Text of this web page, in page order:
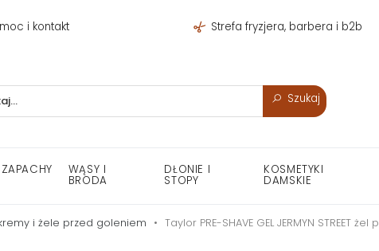
i kontakt Strefa fryzjera, barbera i b2b
Szukaj
ZAPACHY WĄSY I
BRODA
DŁONIE I
STOPY
KOSMETYKI
DAMSKIE
i żele przed goleniem Taylor PRE-SHAVE GEL JERMYN STREET